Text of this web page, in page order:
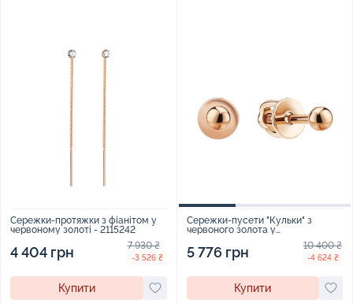
Сережки-протяжки з фіанітом у
червоному золоті - 2115242
4 404 грн 7 930 ₴
-3 526 ₴
Купити
Сережки-пусети "Кульки" з
червоного золота у
мінімалістичному стилі - 2092625
5 776 грн 10 400 ₴
-4 624 ₴
Купити